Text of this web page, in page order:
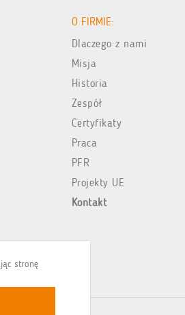
stronę
O FIRMIE:
Dlaczego z nami
Misja
Historia
Zespół
Certyfikaty
Praca
PFR
Projekty UE
Kontakt